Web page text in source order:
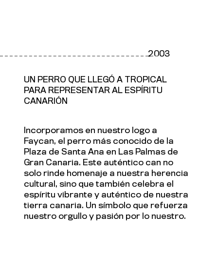
Incorporamos en nuestro logo a
Faycan, el perro más conocido de la
Plaza de Santa Ana en Las Palmas de
Gran Canaria. Este auténtico can no
solo rinde homenaje a nuestra herencia
cultural, sino que también celebra el
espíritu vibrante y auténtico de nuestra
tierra canaria. Un símbolo que refuerza
nuestro orgullo y pasión por lo nuestro.
UN PERRO QUE LLEGÓ A TROPICAL
PARA REPRESENTAR AL ESPÍRITU
CANARIÓN
2003